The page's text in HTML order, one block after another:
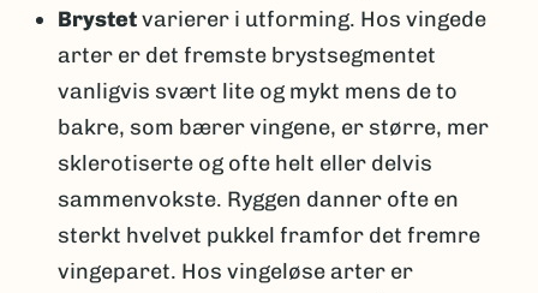
Brystetvarierer i utforming. Hos vingede
arter er det fremste brystsegmentet
vanligvis svært lite og mykt mens de to
bakre, som bærer vingene, er større, mer
sklerotiserte og ofte helt eller delvis
sammenvokste. Ryggen danner ofte en
sterkt hvelvet pukkel framfor det fremre
vingeparet. Hos vingeløse arter er